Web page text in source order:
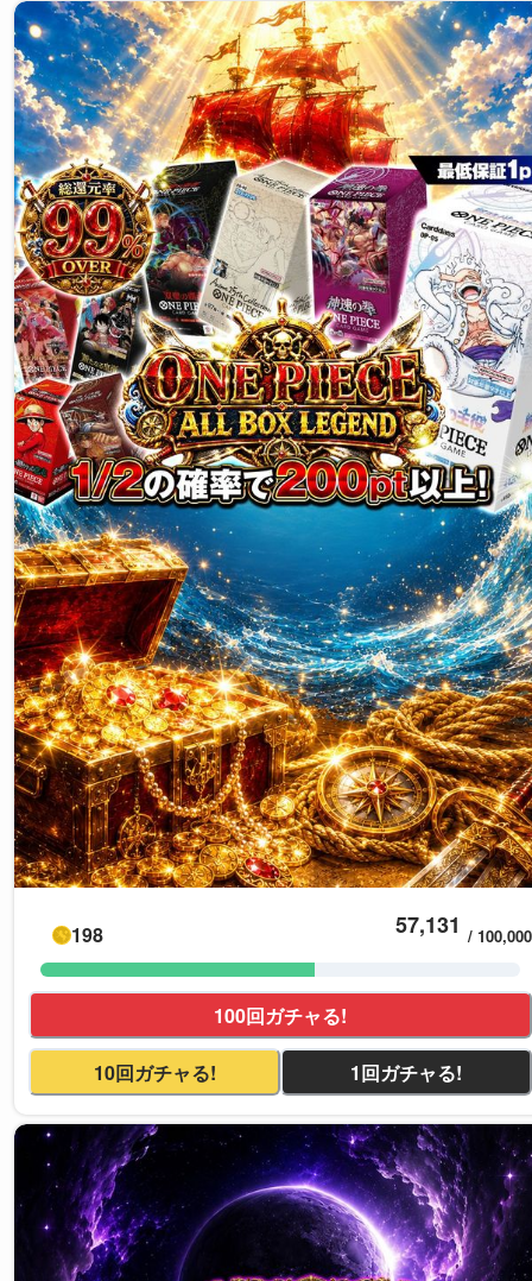
198 57,131 / 100,000
100回ガチャる!
10回ガチャる! 1回ガチャる!